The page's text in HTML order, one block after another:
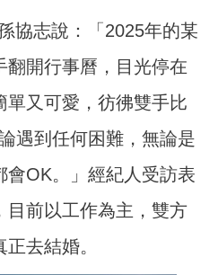
協志說：「2025年的某
翻開行事曆，目光停在
單又可愛，彷彿雙手比
遇到任何困難，無論是
會OK。」經紀人受訪表
目前以工作為主，雙方
去結婚。